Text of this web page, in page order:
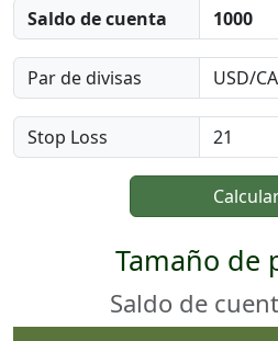
Saldo de cuenta
Par de divisas
Stop Loss
Tamaño de
Saldo de